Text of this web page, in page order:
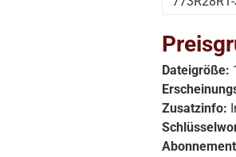
Dateigröße:
Zusatzinfo: